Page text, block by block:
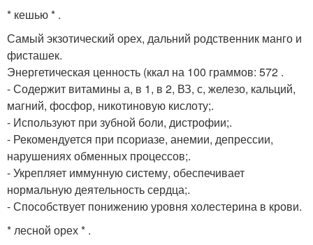
* кешью * .
Самый экзотический орех, дальний родственник манго и
фисташек.
Энергетическая ценность (ккал на 100 граммов: 572 .
- Содержит витамины а, в 1, в 2, ВЗ, с, железо, кальций,
магний, фосфор, никотиновую кислоту;.
- Используют при зубной боли, дистрофии;.
- Рекомендуется при псориазе, анемии, депрессии,
нарушениях обменных процессов;.
- Укрепляет иммунную систему, обеспечивает
нормальную деятельность сердца;.
- Способствует понижению уровня холестерина в крови.
* лесной орех * .